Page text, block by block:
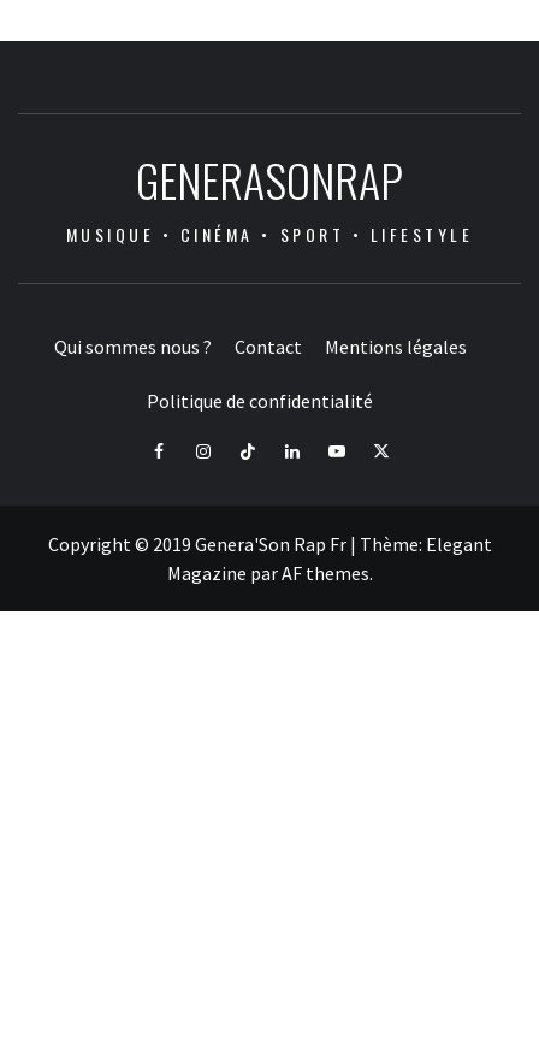
GENERASONRAP
MUSIQUE • CINÉMA • SPORT • LIFESTYLE
Qui sommes nous ? Contact Mentions légales
Politique de confidentialité
FacebookInstagramTiktok LinkedInYoutube
X
Copyright © 2019 Genera'Son Rap Fr | Thème: Elegant
Magazine parAF themes.